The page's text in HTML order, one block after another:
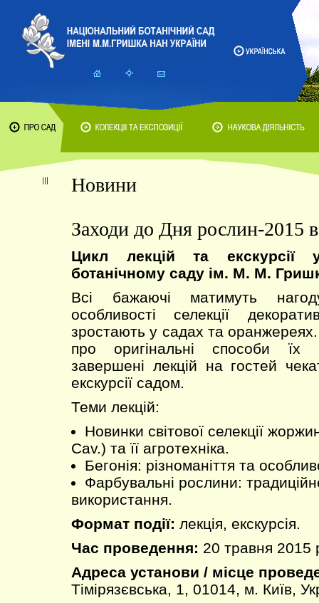
Новини
Заходи до Дня рослин-2015 в
Цикл лекцій та екскурсії
ботанічному саду ім. М. М.
Всі бажаючі матимуть
особливості селекції
зростають у садах та
про оригінальні способи їх
завершені лекцій на гостей
екскурсії садом.
Теми лекцій:
Новинки світової селекції
Cav.) та її агротехніка.
Бегонія: різноманіття та
Фарбувальні рослини:
використання.
Формат події: лекція, екскурсія.
Час проведення: 20 травня 2015
Адреса установи / місце
Тімірязєвська, 1, 01014, м. Київ,